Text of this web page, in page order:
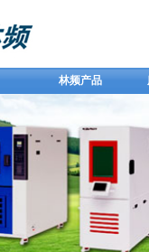
林频产品